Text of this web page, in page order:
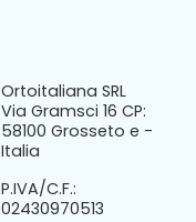
Ortoitaliana SRL
Via Gramsci 16 CP:
58100 Grosseto e -
Italia
P.IVA/C.F.:
02430970513